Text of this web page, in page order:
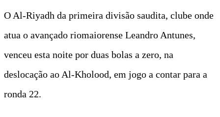
O Al-Riyadh da primeira divisão saudita, clube onde
atua o avançado riomaiorense Leandro Antunes,
venceu esta noite por duas bolas a zero, na
deslocação ao Al-Kholood, em jogo a contar para a
ronda 22.